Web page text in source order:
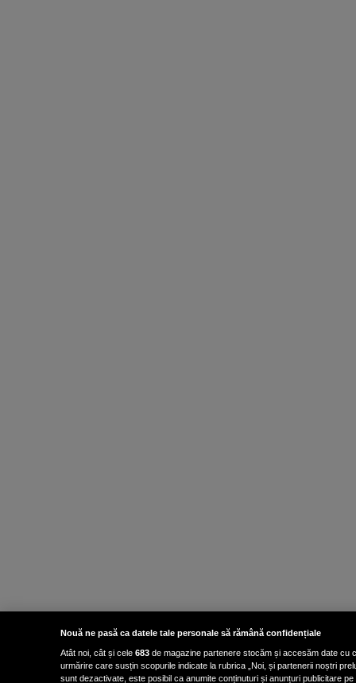
Nouă ne pasă ca datele tale personale să rămână confidențiale
Atât noi, cât și cele 683 de magazine partenere stocăm și accesăm date cu
urmărire care susțin scopurile indicate la rubrica „Noi, și partenerii noștri
sunt dezactivate, este posibil ca anumite conținuturi și anunțuri publicitare